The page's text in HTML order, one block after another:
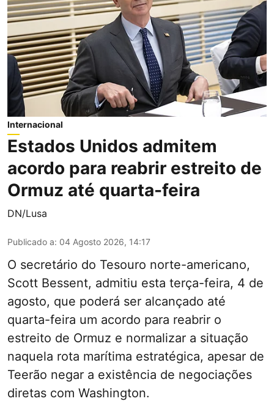
Internacional
Estados Unidos admitem
acordo para reabrir estreito de
Ormuz até quarta-feira
DN/Lusa
Publicado a: 04 Agosto 2026, 14:17
O secretário do Tesouro norte-americano,
Scott Bessent, admitiu esta terça-feira, 4 de
agosto, que poderá ser alcançado até
quarta-feira um acordo para reabrir o
estreito de Ormuz e normalizar a situação
naquela rota marítima estratégica, apesar de
Teerão negar a existência de negociações
diretas com Washington.